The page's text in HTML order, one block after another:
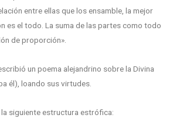
entre ellas que los ensamble, la mejor
es el todo. La suma de las partes como todo
de proporción».
un poema alejandrino sobre la Divina
él), loando sus virtudes.
siguiente estructura estrófica: